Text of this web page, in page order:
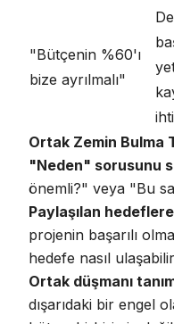
"Bütçenin %60'ı
bize ayrılmalı"
Ortak Zemin Bulma
"Neden" sorusunu
önemli?" veya "Bu
Paylaşılan
projenin başarılı
hedefe nasıl
Ortak düşmanı
dışarıdaki bir engel